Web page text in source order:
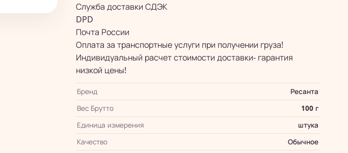
Служба доставки СДЭК
DPD
Почта России
Оплата за транспортные услуги при получении груза!
Индивидуальный расчет стоимости доставки- гарантия
низкой цены!
Бренд
Ресанта
Вес Брутто
100 г
Единица измерения
штука
Качество
Обычное